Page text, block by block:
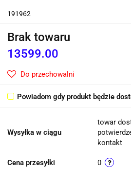
191962
Brak towaru
13599.00
Do przechowalni
Powiadom gdy produkt będzie
Wysyłka w ciągu
towar
kontakt
Cena przesyłki 0